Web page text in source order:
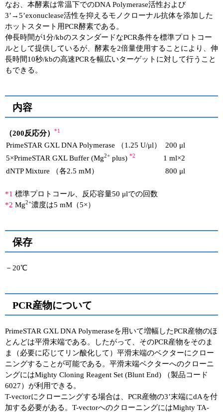
なお、本酵素は常温下でのDNA Polymerase活性および
3’→5’exonuclease活性を抑えるモノクローナル抗体を添加した
ホットスタート用PCR酵素である。
伸長時間が1分/kbのスタンダードなPCR条件を標準プロトコー
ルとして提供しているが、酵素を2倍量使用することにより、伸
長時間10秒/kbの高速PCRを幅広いターゲットに対して行うこと
もできる。
内容
（200反応分） *1
PrimeSTAR GXL DNA Polymerase （1.25 U/μl）
200 μl
5×PrimeSTAR GXL Buffer (Mg2+ plus) *2
1 ml×2
dNTP Mixture （各2.5 mM）
800 μl
*1 標準プロトコール、反応容量50 μlでの回数
*2 Mg2+濃度は5 mM（5×）
保存
－20℃
PCR産物について
PrimeSTAR GXL DNA Polymeraseを用いて増幅したPCR産物のほ
とんどは平滑末端である。したがって、そのPCR産物をそのま
ま（必要に応じてリン酸化して）平滑末端のベクターにクロー
ニングすることが可能である。平滑末端ベクターへのクローニ
ングにはMighty Cloning Reagent Set (Blunt End) （製品コード
6027）が利用できる。
T-vectorにクローニングする場合は、PCR産物の3’末端にdAを付
加する必要がある。T-vectorへのクローニングにはMighty TA-